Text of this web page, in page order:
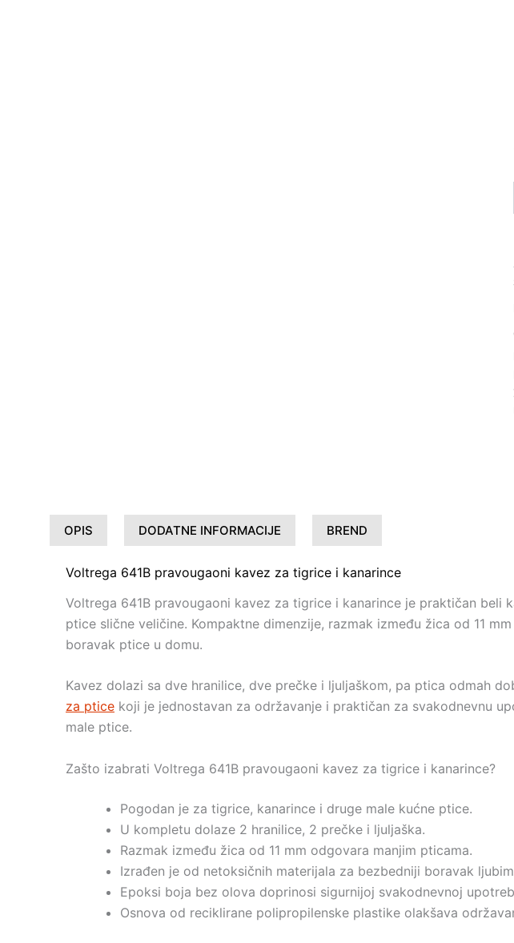
i
OPIS DODATNE INFORMACIJE BREND
Voltrega 641B pravougaoni kavez za tigrice i kanarince
Voltrega 641B pravougaoni kavez za tigrice i kanarince je praktičan
ptice slične veličine. Kompaktne dimenzije, razmak između žica od 11
boravak ptice u domu.
Kavez dolazi sa dve hranilice, dve prečke i ljuljaškom, pa ptica odmah
za ptice koji je jednostavan za održavanje i praktičan za svakodnevnu
male ptice.
Zašto izabrati Voltrega 641B pravougaoni kavez za tigrice i kanarince?
Pogodan je za tigrice, kanarince i druge male kućne ptice.
U kompletu dolaze 2 hranilice, 2 prečke i ljuljaška.
Razmak između žica od 11 mm odgovara manjim pticama.
Izrađen je od netoksičnih materijala za bezbedniji boravak
Epoksi boja bez olova doprinosi sigurnijoj svakodnevnoj
Osnova od reciklirane polipropilenske plastike olakšava